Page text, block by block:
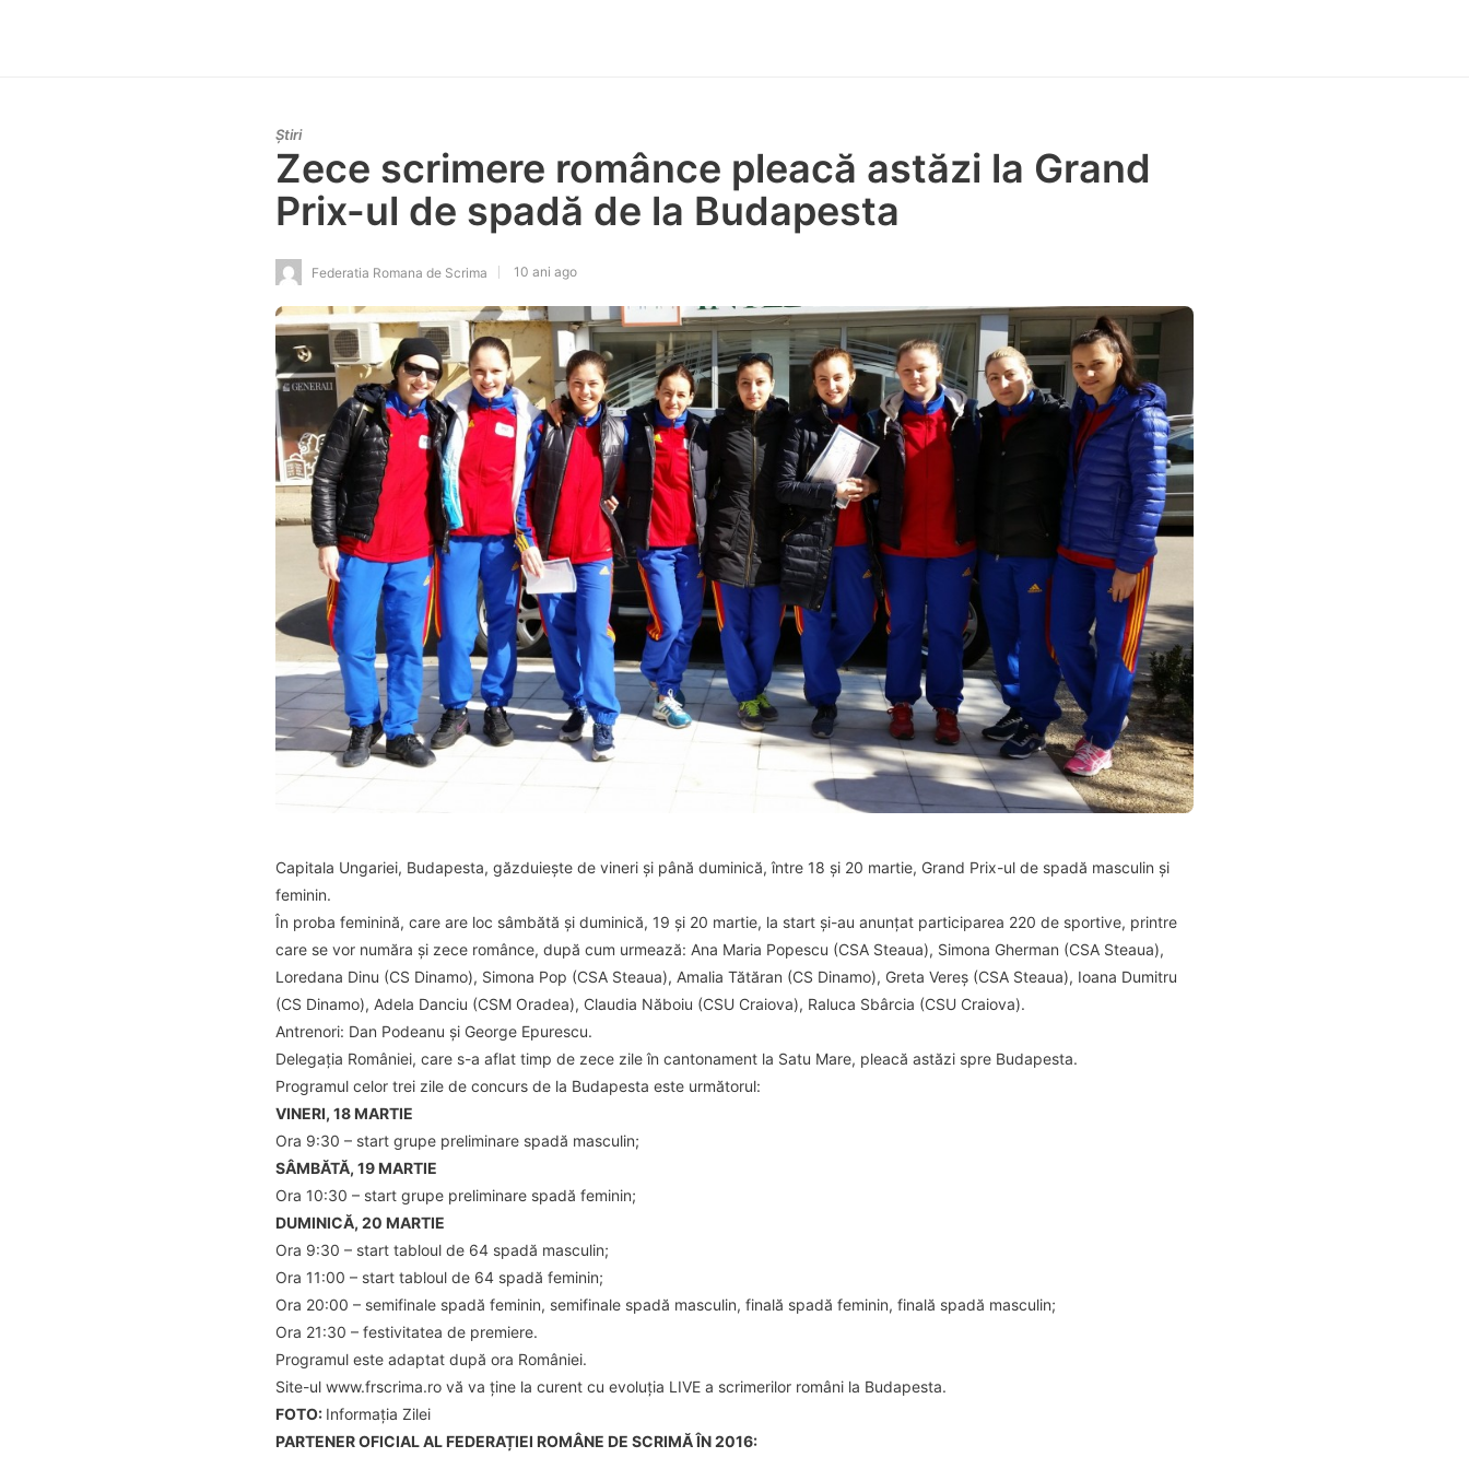
Știri
Zece scrimere românce pleacă astăzi la Grand
Prix-ul de spadă de la Budapesta
Federatia Romana de Scrima 10 ani ago
Capitala Ungariei, Budapesta, găzduiește de vineri și până duminică, între 18 și 20 martie, Grand Prix-ul de spadă masculin și
feminin.
În proba feminină, care are loc sâmbătă și duminică, 19 și 20 martie, la start și-au anunțat participarea 220 de sportive, printre
care se vor număra și zece românce, după cum urmează: Ana Maria Popescu (CSA Steaua), Simona Gherman (CSA Steaua),
Loredana Dinu (CS Dinamo), Simona Pop (CSA Steaua), Amalia Tătăran (CS Dinamo), Greta Vereș (CSA Steaua), Ioana Dumitru
(CS Dinamo), Adela Danciu (CSM Oradea), Claudia Năboiu (CSU Craiova), Raluca Sbârcia (CSU Craiova).
Antrenori: Dan Podeanu și George Epurescu.
Delegația României, care s-a aflat timp de zece zile în cantonament la Satu Mare, pleacă astăzi spre Budapesta.
Programul celor trei zile de concurs de la Budapesta este următorul:
VINERI, 18 MARTIE
Ora 9:30 – start grupe preliminare spadă masculin;
SÂMBĂTĂ, 19 MARTIE
Ora 10:30 – start grupe preliminare spadă feminin;
DUMINICĂ, 20 MARTIE
Ora 9:30 – start tabloul de 64 spadă masculin;
Ora 11:00 – start tabloul de 64 spadă feminin;
Ora 20:00 – semifinale spadă feminin, semifinale spadă masculin, finală spadă feminin, finală spadă masculin;
Ora 21:30 – festivitatea de premiere.
Programul este adaptat după ora României.
Site-ul www.frscrima.ro vă va ține la curent cu evoluția LIVE a scrimerilor români la Budapesta.
FOTO: Informația Zilei
PARTENER OFICIAL AL FEDERAȚIEI ROMÂNE DE SCRIMĂ ÎN 2016: